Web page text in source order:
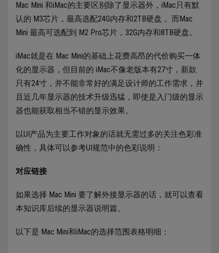
Mac Mini 和iMac的主要区别除了显示器外，iMac只有默
认的 M3芯片，最高选配24G内存和2TB硬盘， 而Mac
Mini 最高可选配到 M2 Pro芯片，32G内存和8TB硬盘。
iMac就是在 Mac Mini的基础上花费高昂的代价购买一体
化的显示器，但目前的 iMac不像老版本有27寸，新款
只有24寸，并不能非常好的满足设计师的工作需求，并
且近几年显示器的技术升级迅猛，即使是入门级的显示
器也能获取相当不错的显示效果。
以UI产品为主要工作对象的话就无需过多的关注色彩准
确性，具体可以参考UI规范中的色彩说明：
对应链接
如果选择 Mac Mini 要了解外接显示器的话，就可以查看
本知识库后续的显示器说明篇。
以下是 Mac Mini和iMac的选择范围表格明细：